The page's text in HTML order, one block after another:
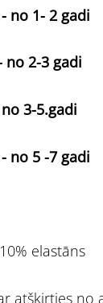
no 1- 2 gadi
no 2-3 gadi
3-5.gadi
no 5 -7 gadi
elastāns
atšķirties no